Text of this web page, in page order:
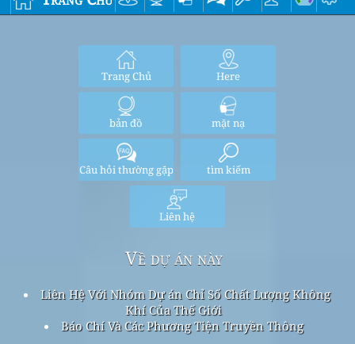
Trang Chủ Here
bản đồ mặt nạ
Câu hỏi thường gặp tìm kiếm
Liên hệ
Về dự án này
Liên Hệ Với Nhóm Dự án Chỉ Số Chất Lượng Không
Khí Của Thế Giới
Báo Chí Và Các Phương Tiện Truyền Thông